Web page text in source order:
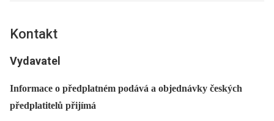
Kontakt
Vydavatel
Informace o předplatném podává a objednávky českých
předplatitelů přijímá